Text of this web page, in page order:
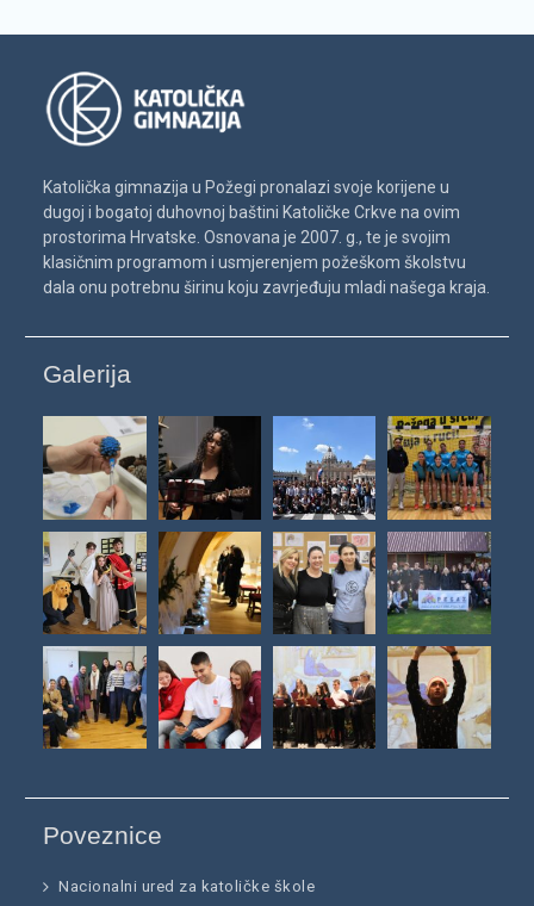
Katolička gimnazija u Požegi pronalazi svoje korijene u
dugoj i bogatoj duhovnoj baštini Katoličke Crkve na ovim
prostorima Hrvatske. Osnovana je 2007. g., te je svojim
klasičnim programom i usmjerenjem požeškom školstvu
dala onu potrebnu širinu koju zavrjeđuju mladi našega kraja.
Galerija
Poveznice
Nacionalni ured za katoličke škole